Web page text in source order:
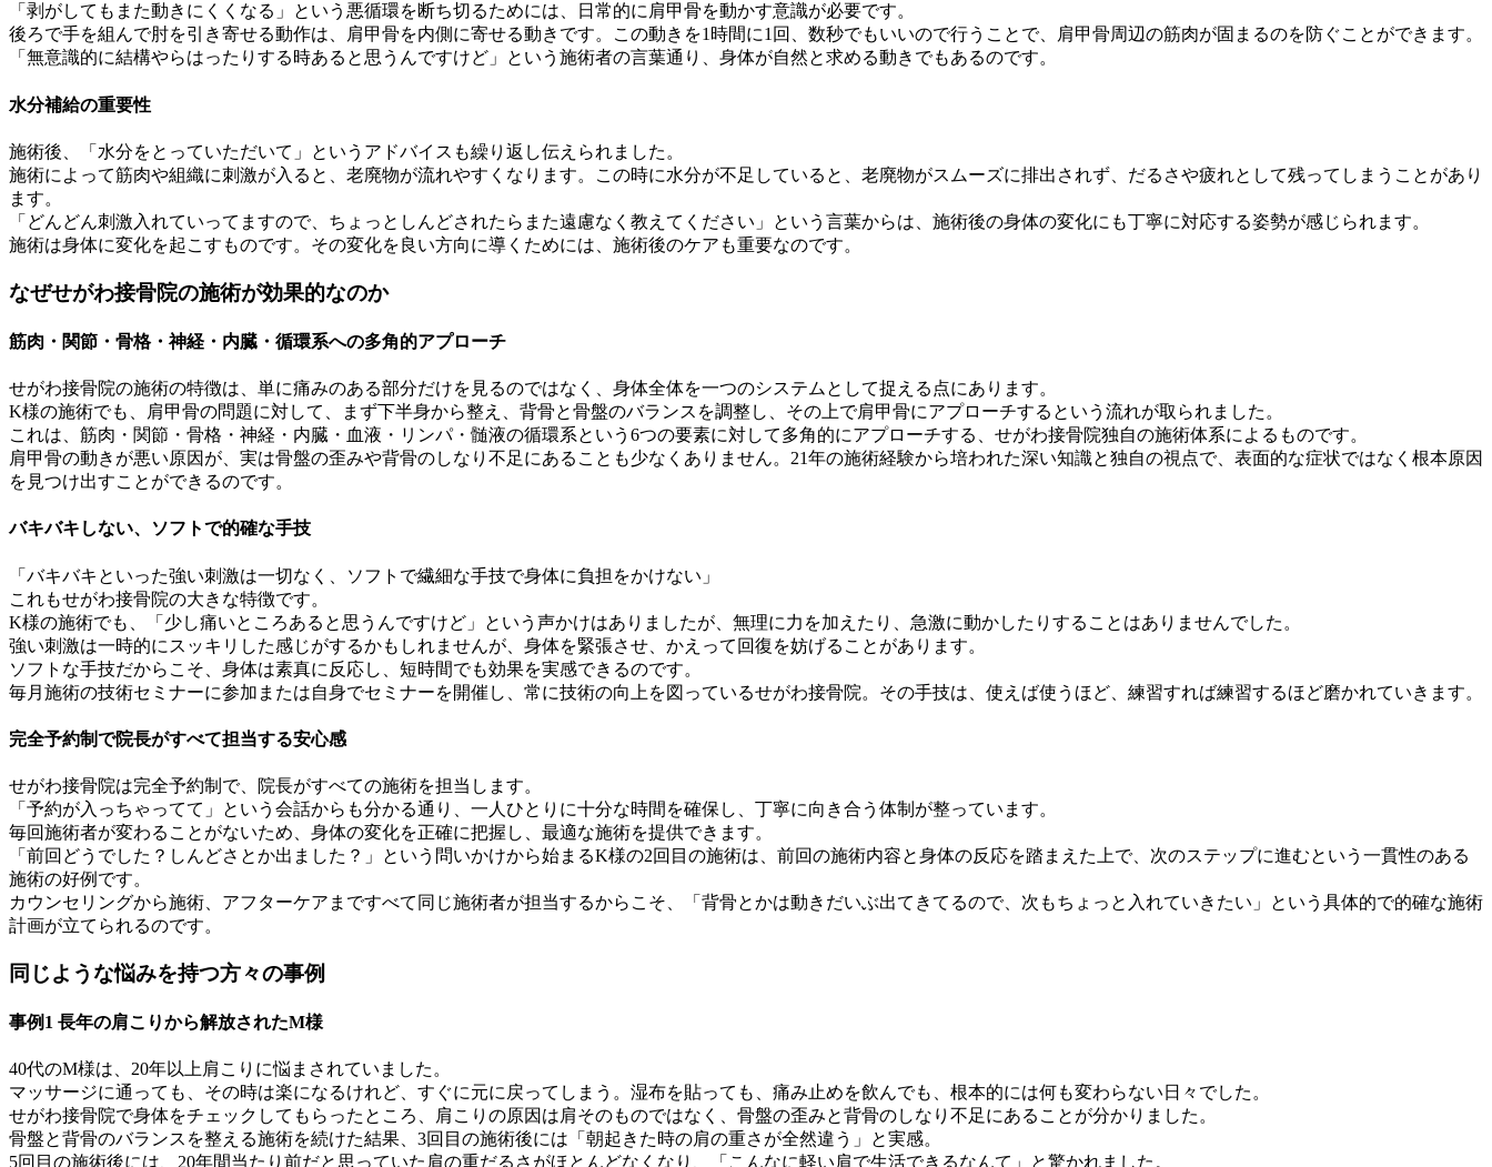
「剥がしてもまた動きにくくなる」という悪循環を断ち切るためには、日常的に肩甲骨を動かす意識が必要です。
後ろで手を組んで肘を引き寄せる動作は、肩甲骨を内側に寄せる動きです。この動きを1時間に1回、数秒でもいいので行うことで、肩甲骨周辺の筋肉が固まるのを防ぐことができます。
「無意識的に結構やらはったりする時あると思うんですけど」という施術者の言葉通り、身体が自然と求める動きでもあるのです。
水分補給の重要性
施術後、「水分をとっていただいて」というアドバイスも繰り返し伝えられました。
施術によって筋肉や組織に刺激が入ると、老廃物が流れやすくなります。この時に水分が不足していると、老廃物がスムーズに排出されず、だるさや疲れとして残ってしまうことがあり
ます。
「どんどん刺激入れていってますので、ちょっとしんどされたらまた遠慮なく教えてください」という言葉からは、施術後の身体の変化にも丁寧に対応する姿勢が感じられます。
施術は身体に変化を起こすものです。その変化を良い方向に導くためには、施術後のケアも重要なのです。
なぜせがわ接骨院の施術が効果的なのか
筋肉・関節・骨格・神経・内臓・循環系への多角的アプローチ
せがわ接骨院の施術の特徴は、単に痛みのある部分だけを見るのではなく、身体全体を一つのシステムとして捉える点にあります。
K様の施術でも、肩甲骨の問題に対して、まず下半身から整え、背骨と骨盤のバランスを調整し、その上で肩甲骨にアプローチするという流れが取られました。
これは、筋肉・関節・骨格・神経・内臓・血液・リンパ・髄液の循環系という6つの要素に対して多角的にアプローチする、せがわ接骨院独自の施術体系によるものです。
肩甲骨の動きが悪い原因が、実は骨盤の歪みや背骨のしなり不足にあることも少なくありません。21年の施術経験から培われた深い知識と独自の視点で、表面的な症状ではなく根本原因
を見つけ出すことができるのです。
バキバキしない、ソフトで的確な手技
「バキバキといった強い刺激は一切なく、ソフトで繊細な手技で身体に負担をかけない」
これもせがわ接骨院の大きな特徴です。
K様の施術でも、「少し痛いところあると思うんですけど」という声かけはありましたが、無理に力を加えたり、急激に動かしたりすることはありませんでした。
強い刺激は一時的にスッキリした感じがするかもしれませんが、身体を緊張させ、かえって回復を妨げることがあります。
ソフトな手技だからこそ、身体は素真に反応し、短時間でも効果を実感できるのです。
毎月施術の技術セミナーに参加または自身でセミナーを開催し、常に技術の向上を図っているせがわ接骨院。その手技は、使えば使うほど、練習すれば練習するほど磨かれていきます。
完全予約制で院長がすべて担当する安心感
せがわ接骨院は完全予約制で、院長がすべての施術を担当します。
「予約が入っちゃってて」という会話からも分かる通り、一人ひとりに十分な時間を確保し、丁寧に向き合う体制が整っています。
毎回施術者が変わることがないため、身体の変化を正確に把握し、最適な施術を提供できます。
「前回どうでした？しんどさとか出ました？」という問いかけから始まるK様の2回目の施術は、前回の施術内容と身体の反応を踏まえた上で、次のステップに進むという一貫性のある
施術の好例です。
カウンセリングから施術、アフターケアまですべて同じ施術者が担当するからこそ、「背骨とかは動きだいぶ出てきてるので、次もちょっと入れていきたい」という具体的で的確な施術
計画が立てられるのです。
同じような悩みを持つ方々の事例
事例1 長年の肩こりから解放されたM様
40代のM様は、20年以上肩こりに悩まされていました。
マッサージに通っても、その時は楽になるけれど、すぐに元に戻ってしまう。湿布を貼っても、痛み止めを飲んでも、根本的には何も変わらない日々でした。
せがわ接骨院で身体をチェックしてもらったところ、肩こりの原因は肩そのものではなく、骨盤の歪みと背骨のしなり不足にあることが分かりました。
骨盤と背骨のバランスを整える施術を続けた結果、3回目の施術後には「朝起きた時の肩の重さが全然違う」と実感。
5回目の施術後には、20年間当たり前だと思っていた肩の重だるさがほとんどなくなり、「こんなに軽い肩で生活できるなんて」と驚かれました。